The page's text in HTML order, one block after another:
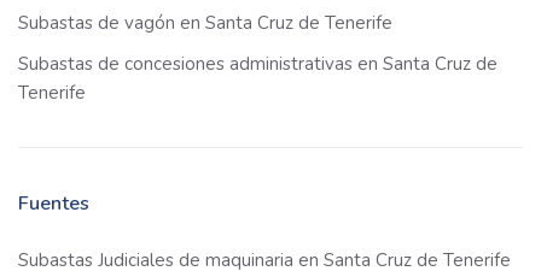
Subastas de vagón en Santa Cruz de Tenerife
Subastas de concesiones administrativas en Santa Cruz de
Tenerife
Fuentes
Subastas Judiciales de maquinaria en Santa Cruz de Tenerife